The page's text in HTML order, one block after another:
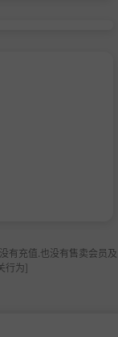
有充值.也没有售卖会员及
行为]